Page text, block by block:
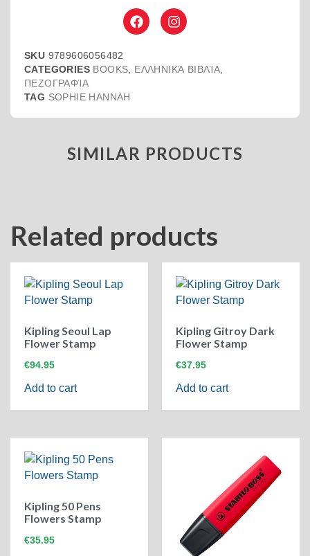
SKU 9789606056482
CATEGORIES BOOKS, ΕΛΛΗΝΙΚΆ ΒΙΒΛΊΑ,
ΠΕΖΟΓΡΑΦΊΑ
TAG SOPHIE ΗΑΝΝΑΗ
SIMILAR PRODUCTS
Related products
Kipling Seoul Lap
Flower Stamp
€94.95
Add to cart
Kipling Gitroy Dark
Flower Stamp
€37.95
Add to cart
Kipling 50 Pens
Flowers Stamp
€35.95